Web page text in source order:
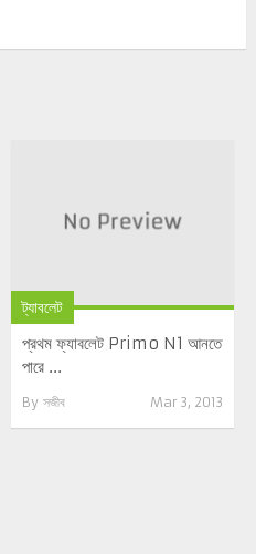
ট্যাবলেট
প্রথম ফ্যাবলেট Primo N1 আনতে
পারে ...
By সজীব Mar 3, 2013